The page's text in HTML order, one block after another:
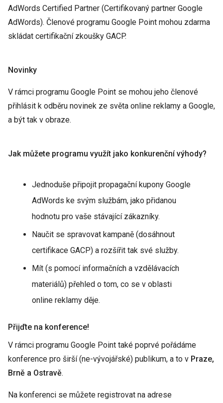
AdWords Certified Partner (Certifikovaný partner Google
AdWords). Členové programu Google Point mohou zdarma
skládat certifikační zkoušky GACP.
Novinky
V rámci programu Google Point se mohou jeho členové
přihlásit k odběru novinek ze světa online reklamy a Google,
a být tak v obraze.
Jak můžete programu využít jako konkurenční výhody?
Jednoduše připojit propagační kupony Google
AdWords ke svým službám, jako přidanou
hodnotu pro vaše stávající zákazníky.
Naučit se spravovat kampaně (dosáhnout
certifikace GACP) a rozšířit tak své služby.
Mít (s pomocí informačních a vzdělávacích
materiálů) přehled o tom, co se v oblasti
online reklamy děje.
Přijďte na konference!
V rámci programu Google Point také poprvé pořádáme
konference pro širší (ne-vývojářské) publikum, a to v Praze,
Brně a Ostravě.
Na konferenci se můžete registrovat na adrese